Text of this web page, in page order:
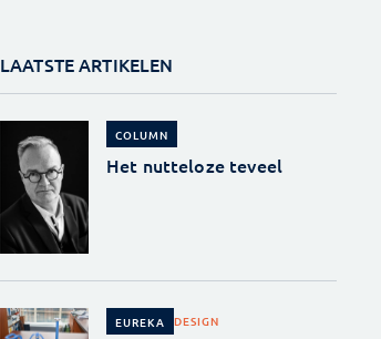
LAATSTE ARTIKELEN
COLUMN
Het nutteloze teveel
EUREKA DESIGN